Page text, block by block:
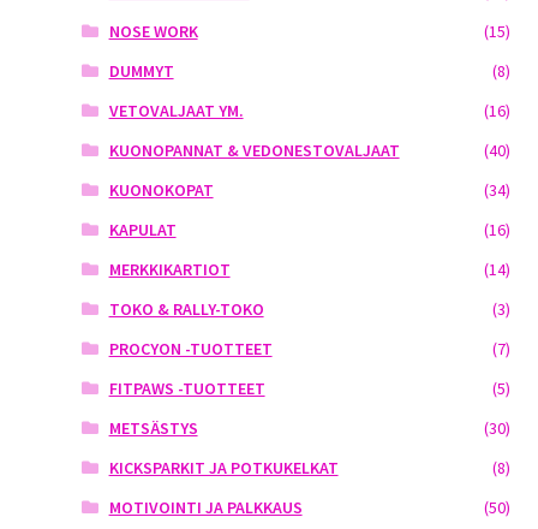
NOSE WORK
(15)
DUMMYT
(8)
VETOVALJAAT YM.
(16)
KUONOPANNAT & VEDONESTOVALJAAT
(40)
KUONOKOPAT
(34)
KAPULAT
(16)
MERKKIKARTIOT
(14)
TOKO & RALLY-TOKO
(3)
PROCYON -TUOTTEET
(7)
FITPAWS -TUOTTEET
(5)
METSÄSTYS
(30)
KICKSPARKIT JA POTKUKELKAT
(8)
MOTIVOINTI JA PALKKAUS
(50)